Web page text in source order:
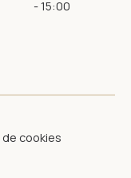
- 15:00
cookies